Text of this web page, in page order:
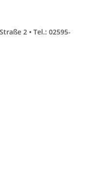
2 • Tel.: 02595-